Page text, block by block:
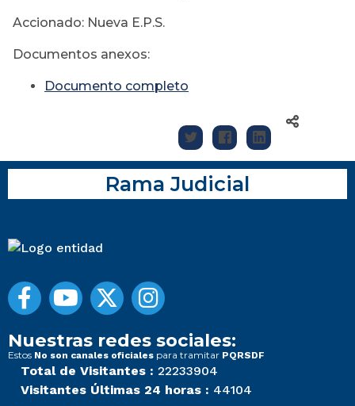
Accionado: Nueva E.P.S.
Documentos anexos:
Documento completo
Rama Judicial
Nuestras redes sociales:
Estos No son canales oficiales para tramitar PQRSDF
Total de Visitantes : 22233904
Visitantes Últimas 24 horas : 44104